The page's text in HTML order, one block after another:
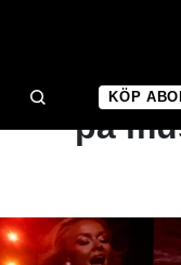
KÖP
Så
på